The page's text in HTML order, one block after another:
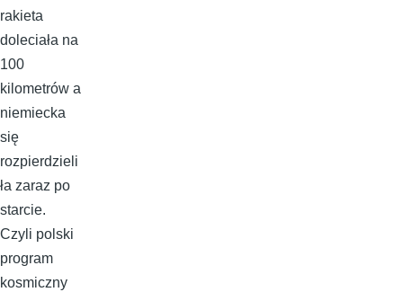
rakieta
doleciała na
100
kilometrów a
niemiecka
się
rozpierdzieli
ła zaraz po
starcie.
Czyli polski
program
kosmiczny